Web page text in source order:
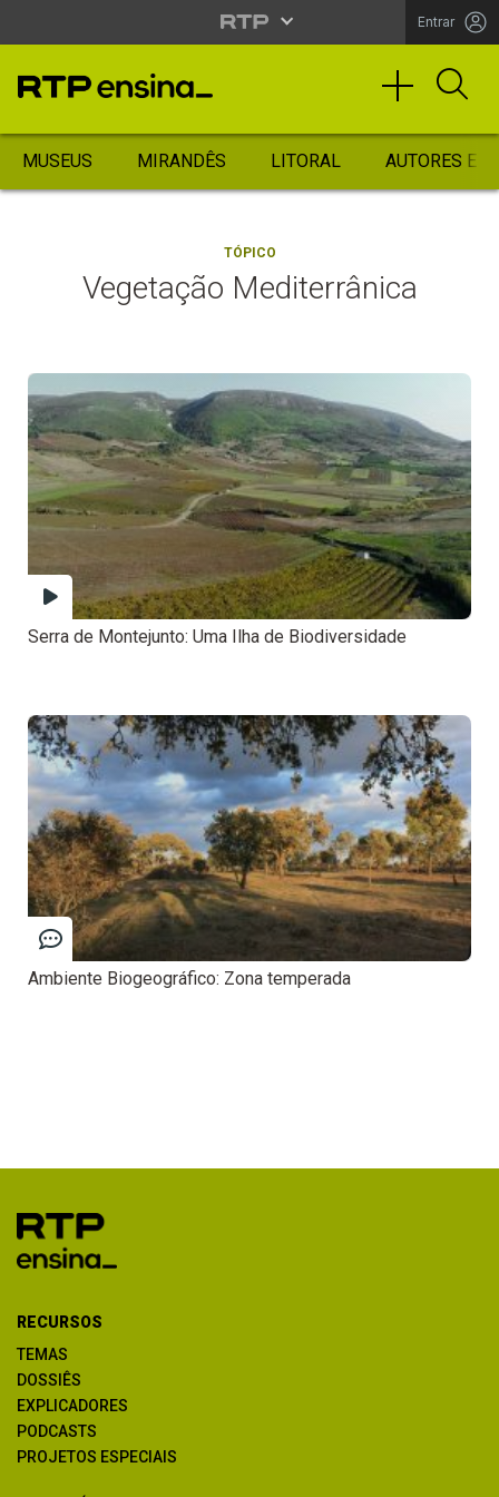
Entrar
MUSEUS MIRANDÊS LITORAL AUTORES
TÓPICO
Vegetação Mediterrânica
Serra de Montejunto: Uma Ilha de Biodiversidade
Ambiente Biogeográfico: Zona temperada
RECURSOS
TEMAS
DOSSIÊS
EXPLICADORES
PODCASTS
PROJETOS ESPECIAIS